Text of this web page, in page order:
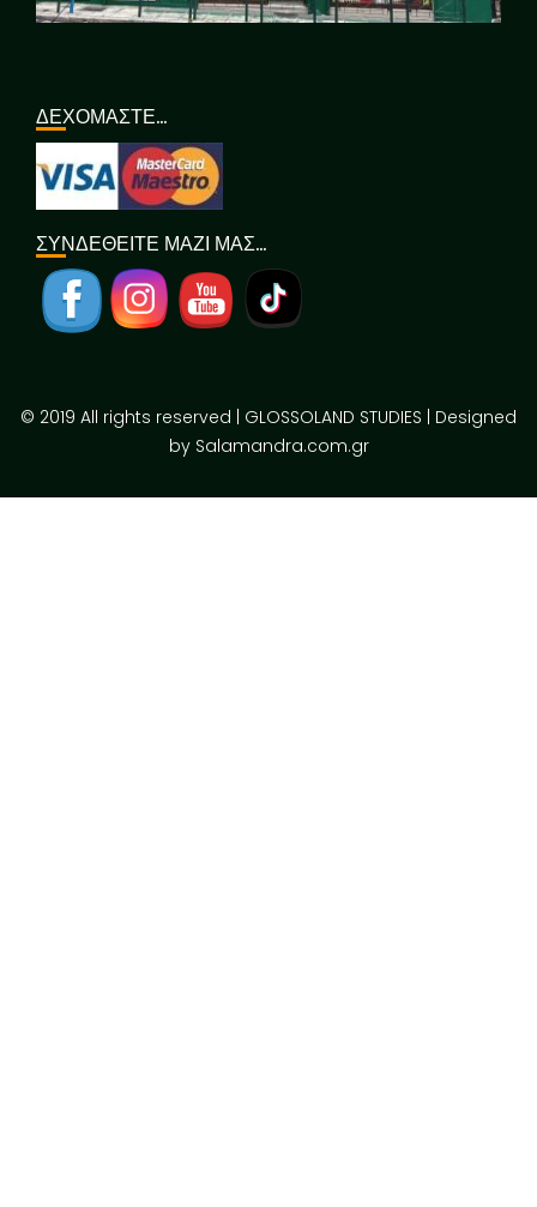
ΔΕΧΟΜΑΣΤΕ…
ΣΥΝΔΕΘΕΙΤΕ ΜΑΖΙ ΜΑΣ…
© 2019 All rights reserved | GLOSSOLAND STUDIES | Designed
by Salamandra.com.gr